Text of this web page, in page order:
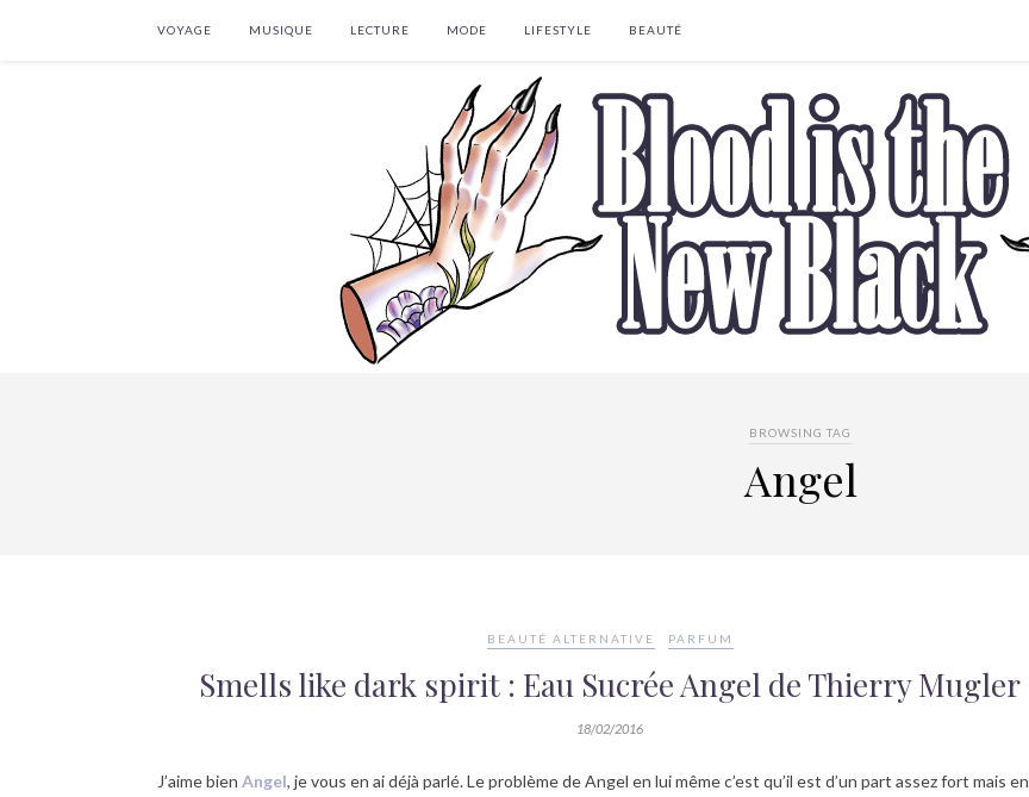
VOYAGE MUSIQUE LECTURE MODE LIFESTYLE BEAUTÉ
BROWSING TAG
Angel
BEAUTÉ ALTERNATIVE PARFUM
Smells like dark spirit : Eau Sucrée Angel de Thierry Mugler
18/02/2016
J’aime bien Angel, je vous en ai déjà parlé. Le problème de Angel en lui même c’est qu’il est d’un part assez fort mais en